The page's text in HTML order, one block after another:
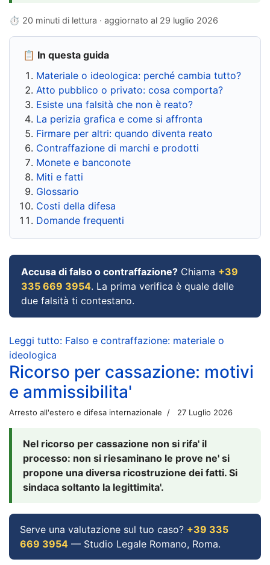
⏱ 20 minuti di lettura · aggiornato al 29 luglio 2026
📋 In questa guida
Materiale o ideologica: perché cambia tutto?
Atto pubblico o privato: cosa comporta?
Esiste una falsità che non è reato?
La perizia grafica e come si affronta
Firmare per altri: quando diventa reato
Contraffazione di marchi e prodotti
Monete e banconote
Miti e fatti
Glossario
Costi della difesa
Domande frequenti
Accusa di falso o contraffazione? Chiama +39
335 669 3954. La prima verifica è quale delle
due falsità ti contestano.
Leggi tutto: Falso e contraffazione: materiale o
ideologica
Ricorso per cassazione: motivi
e ammissibilita'
Arresto all'estero e difesa internazionale 27 Luglio 2026
Nel ricorso per cassazione non si rifa' il
processo: non si riesaminano le prove ne' si
propone una diversa ricostruzione dei fatti. Si
sindaca soltanto la legittimita'.
Serve una valutazione sul tuo caso? +39 335
669 3954 — Studio Legale Romano, Roma.